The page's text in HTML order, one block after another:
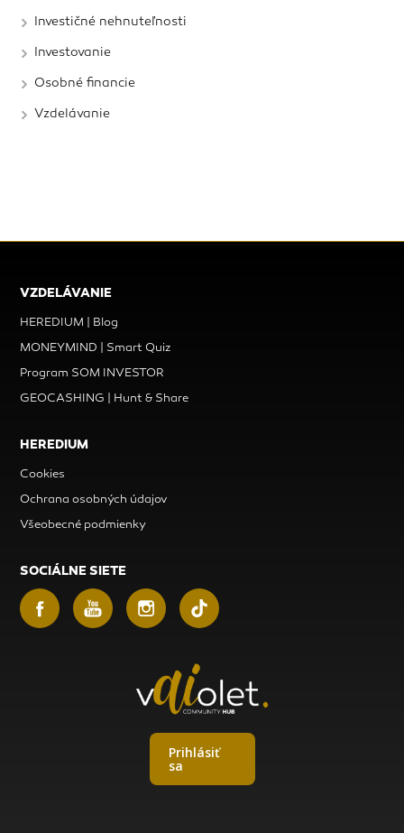
Investičné nehnuteľnosti
Investovanie
Osobné financie
Vzdelávanie
VZDELÁVANIE
HEREDIUM | Blog
MONEYMIND | Smart Quiz
Program SOM INVESTOR
GEOCASHING | Hunt & Share
HEREDIUM
Cookies
Ochrana osobných údajov
Všeobecné podmienky
SOCIÁLNE SIETE
Prihlásiť
sa